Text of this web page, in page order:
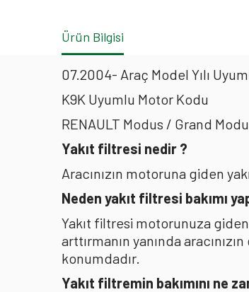
Ürün Bilgisi
07.2004- Araç Model Yılı
K9K Uyumlu Motor Kodu
RENAULT Modus / Grand
Yakıt filtresi nedir ?
Aracınızın motoruna giden
Neden yakıt filtresi bakımı
Yakıt filtresi motorunuza
arttırmanın yanında
konumdadır.
Yakıt filtremin bakımını ne